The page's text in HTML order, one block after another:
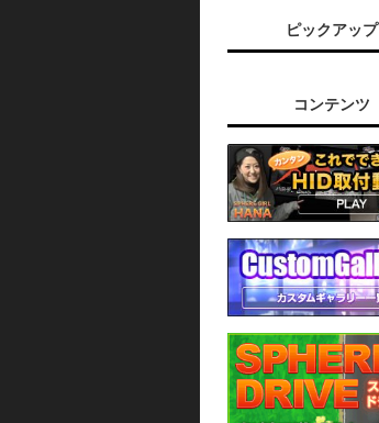
ピックアップ
コンテンツ